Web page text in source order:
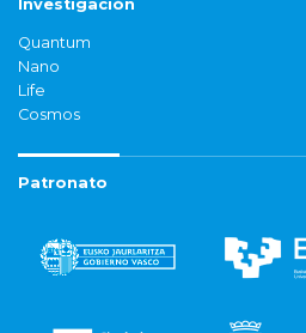
Investigación
Quantum
Nano
Life
Cosmos
Patronato